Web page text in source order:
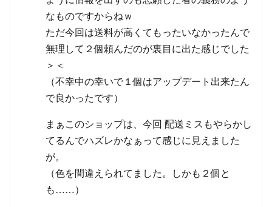
なものですからねｗ
ただ今回は送料が高くてもったいなかったんで
無理して２個頼んだのが裏目に出た感じでした
＞＜
（不幸中の幸いで１個はアップデート出来たん
で良かったです）
まぁこのショップは、今回 配送ミスもやらかし
てるんでハズレかなぁって感じに見えました
が。
（色を間違えられてました。しかも２個と
も……）